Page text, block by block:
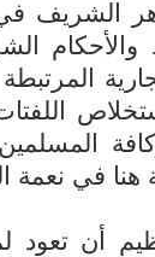
المسلمين
هنا في نعمة
أن تعود